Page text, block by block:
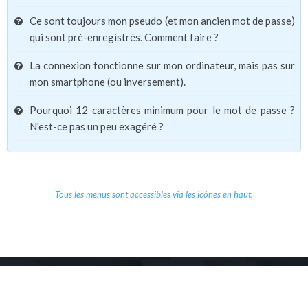
Ce sont toujours mon pseudo (et mon ancien mot de passe)
qui sont pré-enregistrés. Comment faire ?
La connexion fonctionne sur mon ordinateur, mais pas sur
mon smartphone (ou inversement).
Pourquoi 12 caractères minimum pour le mot de passe ?
N'est-ce pas un peu exagéré ?
Tous les menus sont accessibles via les icônes en haut.